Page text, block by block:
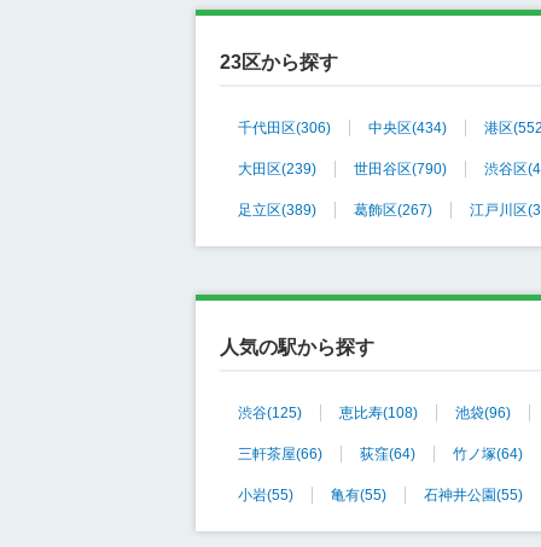
23区から探す
千代田区(306) 中央区(434) 港区
大田区(239) 世田谷区(790) 渋谷区
足立区(389) 葛飾区(267) 江戸川区
人気の駅から探す
渋谷(125) 恵比寿(108) 池袋(96)
三軒茶屋(66) 荻窪(64) 竹ノ塚(64)
小岩(55) 亀有(55) 石神井公園(55)